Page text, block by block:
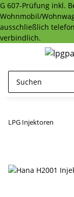
G 607-Prüfung inkl.
Wohnmobil/
ausschließlich
verbindlich.
LPG Injektoren